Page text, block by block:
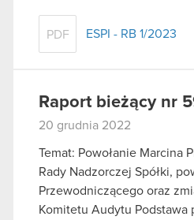
PDF ESPI - RB 1/2023
Raport bieżący nr
20 grudnia 2022
Temat: Powołanie Marcina
Rady Nadzorczej Spółki,
Przewodniczącego oraz
Komitetu Audytu Podstawa